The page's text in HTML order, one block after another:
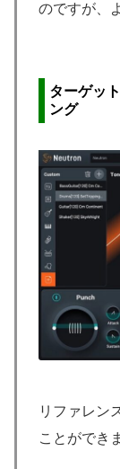
のですが、
ターゲッ
ング
リファレン
ことができ